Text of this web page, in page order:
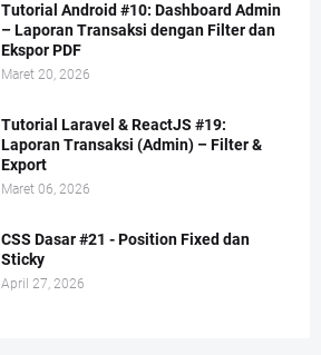
Tutorial Android #10: Dashboard Admin
– Laporan Transaksi dengan Filter dan
Ekspor PDF
Maret 20, 2026
Tutorial Laravel & ReactJS #19:
Laporan Transaksi (Admin) – Filter &
Export
Maret 06, 2026
CSS Dasar #21 - Position Fixed dan
Sticky
April 27, 2026